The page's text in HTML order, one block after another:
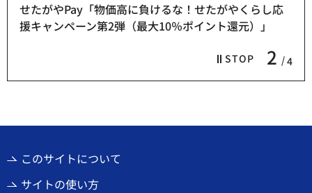
STOP 2 4
せたがやPay「物価高に負けるな！せたがやくらし応
援キャンペーン第2弾（最大10％ポイント還元）」
このサイトについて
サイトの使い方